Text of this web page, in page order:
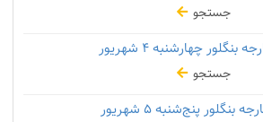
جستجو
بنگلور چهارشنبه۴ شهریور
جستجو
بنگلور پنج‌شنبه